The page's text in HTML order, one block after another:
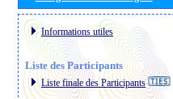
Informations utiles
Liste des Participants
Liste finale des Participants